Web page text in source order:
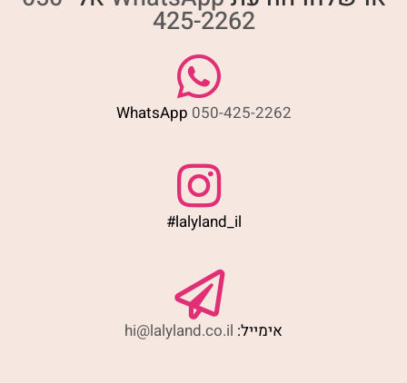
425-2262
WhatsApp 050-425-2262
#lalyland_il
אימייל: hi@lalyland.co.il